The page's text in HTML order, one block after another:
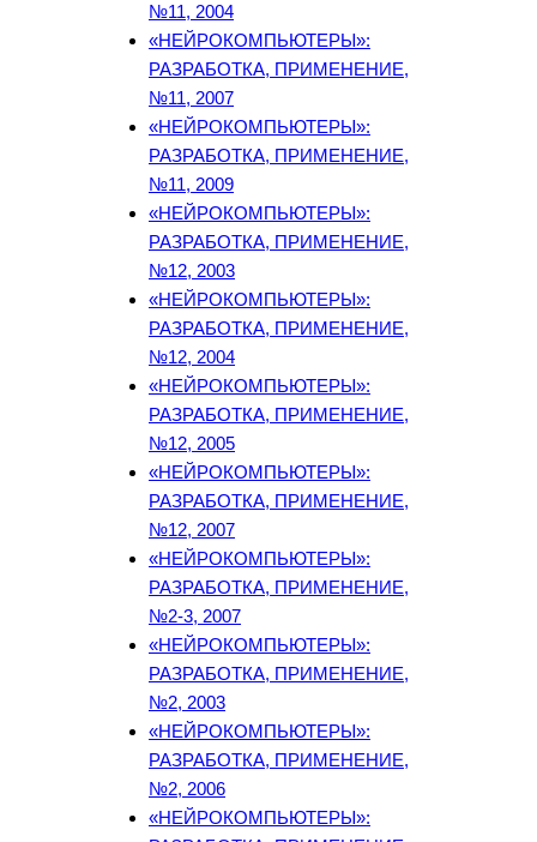
№11, 2004
«НЕЙРОКОМПЬЮТЕРЫ»:
РАЗРАБОТКА, ПРИМЕНЕНИЕ,
№11, 2007
«НЕЙРОКОМПЬЮТЕРЫ»:
РАЗРАБОТКА, ПРИМЕНЕНИЕ,
№11, 2009
«НЕЙРОКОМПЬЮТЕРЫ»:
РАЗРАБОТКА, ПРИМЕНЕНИЕ,
№12, 2003
«НЕЙРОКОМПЬЮТЕРЫ»:
РАЗРАБОТКА, ПРИМЕНЕНИЕ,
№12, 2004
«НЕЙРОКОМПЬЮТЕРЫ»:
РАЗРАБОТКА, ПРИМЕНЕНИЕ,
№12, 2005
«НЕЙРОКОМПЬЮТЕРЫ»:
РАЗРАБОТКА, ПРИМЕНЕНИЕ,
№12, 2007
«НЕЙРОКОМПЬЮТЕРЫ»:
РАЗРАБОТКА, ПРИМЕНЕНИЕ,
№2-3, 2007
«НЕЙРОКОМПЬЮТЕРЫ»:
РАЗРАБОТКА, ПРИМЕНЕНИЕ,
№2, 2003
«НЕЙРОКОМПЬЮТЕРЫ»:
РАЗРАБОТКА, ПРИМЕНЕНИЕ,
№2, 2006
«НЕЙРОКОМПЬЮТЕРЫ»: